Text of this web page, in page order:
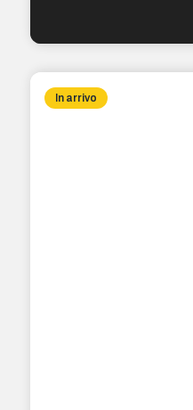
In arrivo